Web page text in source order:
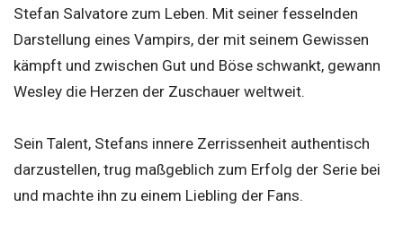
Stefan Salvatore zum Leben. Mit seiner fesselnden
Darstellung eines Vampirs, der mit seinem Gewissen
kämpft und zwischen Gut und Böse schwankt, gewann
Wesley die Herzen der Zuschauer weltweit.
Sein Talent, Stefans innere Zerrissenheit authentisch
darzustellen, trug maßgeblich zum Erfolg der Serie bei
und machte ihn zu einem Liebling der Fans.